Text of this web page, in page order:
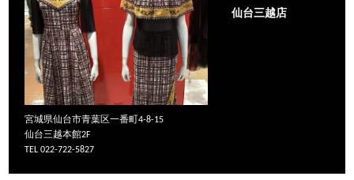
仙台三越店
宮城県仙台市青葉区一番町4-8-15
仙台三越本館2F
TEL 022-722-5827